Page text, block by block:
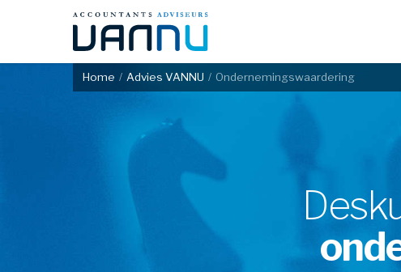
content
Home / Advies VANNU / Ondernemingswaardering